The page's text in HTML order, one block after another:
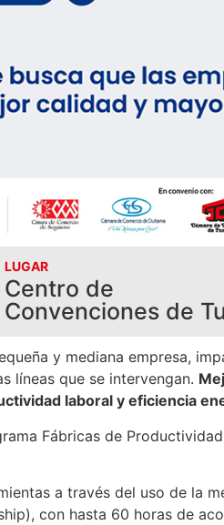
y sostenibilidad
LUGAR
Centro de
Convenciones de
y mediana empresa,
líneas que se intervengan.
laboral y eficiencia
Fábricas de
a través del uso de la
con hasta 60 horas de